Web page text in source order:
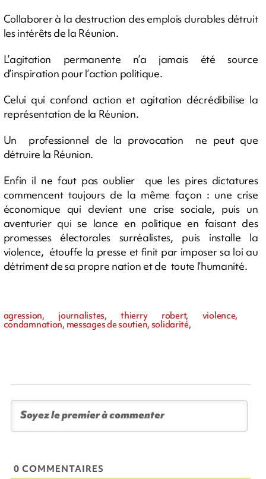
Collaborer à la destruction des emplois durables détruit
les intérêts de la Réunion.
L’agitation permanente n’a jamais été source
d’inspiration pour l’action politique.
Celui qui confond action et agitation décrédibilise la
représentation de la Réunion.
Un professionnel de la provocation ne peut que
détruire la Réunion.
Enfin il ne faut pas oublier que les pires dictatures
commencent toujours de la même façon : une crise
économique qui devient une crise sociale, puis un
aventurier qui se lance en politique en faisant des
promesses électorales surréalistes, puis installe la
violence, étouffe la presse et finit par imposer sa loi au
détriment de sa propre nation et de toute l’humanité.
agression, journalistes, thierry robert, violence,
condamnation, messages de soutien, solidarité,
0 COMMENTAIRES